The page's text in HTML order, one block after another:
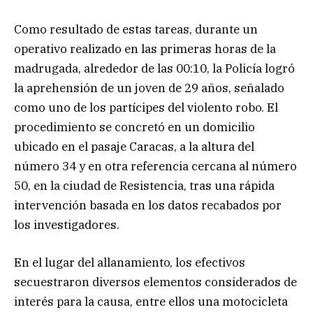
Como resultado de estas tareas, durante un
operativo realizado en las primeras horas de la
madrugada, alrededor de las 00:10, la Policía logró
la aprehensión de un joven de 29 años, señalado
como uno de los partícipes del violento robo. El
procedimiento se concretó en un domicilio
ubicado en el pasaje Caracas, a la altura del
número 34 y en otra referencia cercana al número
50, en la ciudad de Resistencia, tras una rápida
intervención basada en los datos recabados por
los investigadores.
En el lugar del allanamiento, los efectivos
secuestraron diversos elementos considerados de
interés para la causa, entre ellos una motocicleta